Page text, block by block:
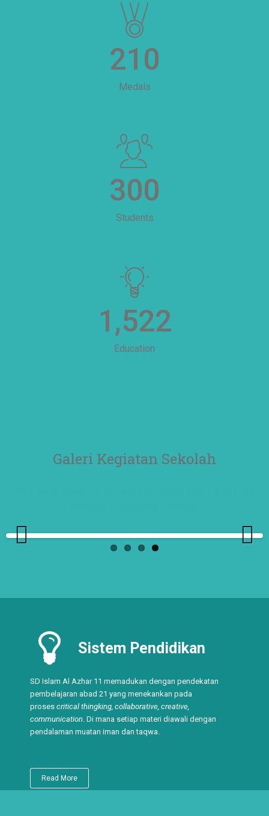
210
Medals
300
Students
1,522
Education
Galeri Kegiatan Sekolah
Sistem Pendidikan
SD Islam Al Azhar 11 memadukan dengan pendekatan
pembelajaran abad 21 yang menekankan pada
proses critical thingking, collaborative, creative,
communication. Di mana setiap materi diawali dengan
pendalaman muatan iman dan taqwa.
Read More